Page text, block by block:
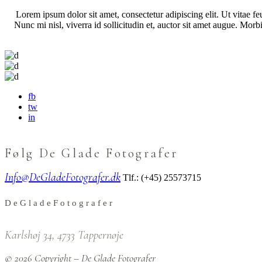
Lorem ipsum dolor sit amet, consectetur adipiscing elit. Ut vitae
Nunc mi nisl, viverra id sollicitudin et, auctor sit amet augue.
fb
tw
in
Følg De Glade Fotografer
Info@DeGladeFotografer.dk Tlf.: (+45) 25573715
D e G l a d e F o t o g r a f e r
Karlshøj 34, 4733 Tappernøje
© 2026 Copyright – De Glade Fotografer